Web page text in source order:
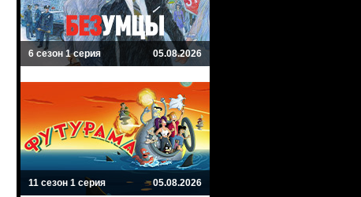
6 сезон 1 серия 05.08.2026
11 сезон 1 серия 05.08.2026